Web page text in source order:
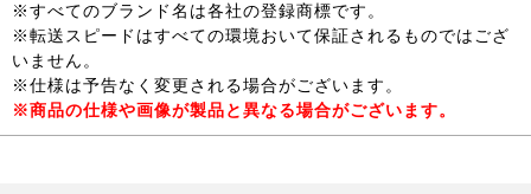
※すべてのブランド名は各社の登録商標です。
※転送スピードはすべての環境おいて保証されるものではござ
いません。
※仕様は予告なく変更される場合がございます。
※商品の仕様や画像が製品と異なる場合がございます。